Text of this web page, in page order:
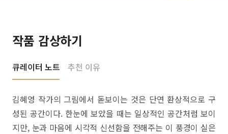
작품 감상하기
큐레이터 노트 추천 이유
김혜영 작가의 그림에서 돋보이는 것은 단연 환상적으로 구
성된 공간이다. 한눈에 보았을 때는 일상적인 공간처럼 보이
지만, 눈과 마음에 시각적 신선함을 전해주는 이 풍경이 실은